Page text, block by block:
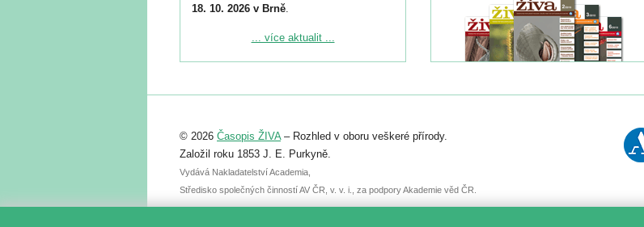
18. 10. 2026 v Brně.
Podrobnější informace ke konferenci
Registrovat se můžete do 6. září.
abstraktu přihlášené přednášky nebo
posteru je už 30. června.
... více aktualit ...
© 2026 Časopis ŽIVA– Rozhled v oboru veškeré přírody.
Založil roku 1853 J. E. Purkyně.
Vydává Nakladatelství Academia,
Středisko společných činností AV ČR, v. v. i., za podpory Akademie věd ČR.